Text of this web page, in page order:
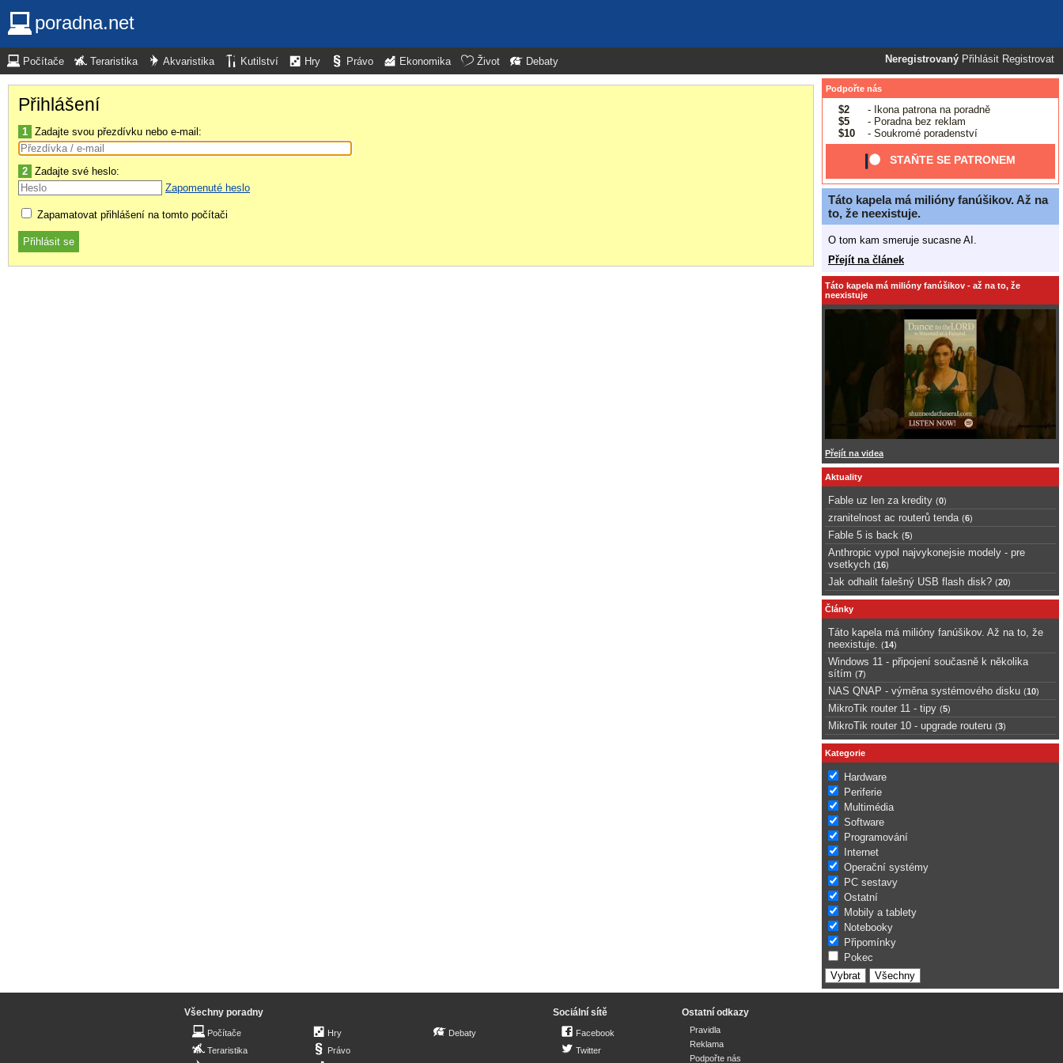
poradna.net
Neregistrovaný Přihlásit Registrovat
Počítače Teraristika Akvaristika Kutilství Hry Právo Ekonomika Život Debaty
Přihlášení
1 Zadajte svou přezdívku nebo e-mail:
2 Zadajte své heslo:
Zapomenuté heslo
Zapamatovat přihlášení na tomto počítači
Podpořte nás
$2
- Ikona patrona na poradně
$5
- Poradna bez reklam
$10
- Soukromé poradenství
STAŇTE SE PATRONEM
Táto kapela má milióny fanúšikov. Až na
to, že neexistuje.
O tom kam smeruje sucasne AI.
Přejít na článek
Táto kapela má milióny fanúšikov - až na to, že
neexistuje
Přejít na videa
Aktuality
Fable uz len za kredity (0)
zranitelnost ac routerů tenda (6)
Fable 5 is back (5)
Anthropic vypol najvykonejsie modely - pre
vsetkych (16)
Jak odhalit falešný USB flash disk? (20)
Články
Táto kapela má milióny fanúšikov. Až na to, že
neexistuje.
(14)
Windows 11 - připojení současně k několika
sítím (7)
NAS QNAP - výměna systémového disku (10)
MikroTik router 11 - tipy (5)
MikroTik router 10 - upgrade routeru (3)
Kategorie
Hardware
Periferie
Multimédia
Software
Programování
Internet
Operační systémy
PC sestavy
Ostatní
Mobily a tablety
Notebooky
Připomínky
Pokec
Všechny poradny
Počítače
Teraristika
Hry
Právo
Debaty
Sociální sítě
Facebook
Twitter
Ostatní odkazy
Pravidla
Reklama
Podpořte nás